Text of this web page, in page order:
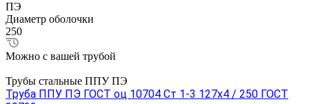
ПЭ
Диаметр оболочки
250
Можно с вашей трубой
Трубы стальные ППУ ПЭ
Труба ППУ ПЭ ГОСТ оц 10704 Ст 1-3 127x4 / 250 ГОСТ